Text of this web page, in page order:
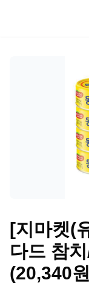
[지마켓(
다드 참
(20,340